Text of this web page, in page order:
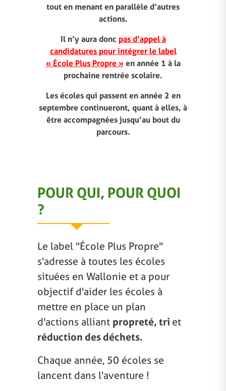
tout en menant en parallèle d’autres
actions.
Il n’y aura donc pas d’appel à
candidatures pour intégrer le label
« École Plus Propre »en année 1 à la
prochaine rentrée scolaire.
Les écoles qui passent en année 2 en
septembre continueront, quant à elles, à
être accompagnées jusqu’au bout du
parcours.
POUR QUI, POUR QUOI
?
Le label "École Plus Propre"
s'adresse à toutes les écoles
situées en Wallonie et a pour
objectif d'aider les écoles à
mettre en place un plan
d'actions alliant propreté, tri et
réduction des déchets.
Chaque année, 50 écoles se
lancent dans l'aventure !